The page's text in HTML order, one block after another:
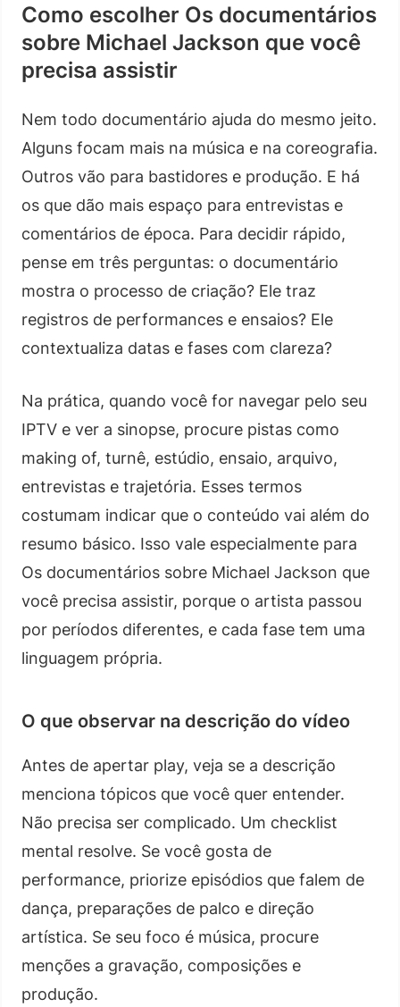
Como escolher Os documentários
sobre Michael Jackson que você
precisa assistir
Nem todo documentário ajuda do mesmo jeito.
Alguns focam mais na música e na coreografia.
Outros vão para bastidores e produção. E há
os que dão mais espaço para entrevistas e
comentários de época. Para decidir rápido,
pense em três perguntas: o documentário
mostra o processo de criação? Ele traz
registros de performances e ensaios? Ele
contextualiza datas e fases com clareza?
Na prática, quando você for navegar pelo seu
IPTV e ver a sinopse, procure pistas como
making of, turnê, estúdio, ensaio, arquivo,
entrevistas e trajetória. Esses termos
costumam indicar que o conteúdo vai além do
resumo básico. Isso vale especialmente para
Os documentários sobre Michael Jackson que
você precisa assistir, porque o artista passou
por períodos diferentes, e cada fase tem uma
linguagem própria.
O que observar na descrição do vídeo
Antes de apertar play, veja se a descrição
menciona tópicos que você quer entender.
Não precisa ser complicado. Um checklist
mental resolve. Se você gosta de
performance, priorize episódios que falem de
dança, preparações de palco e direção
artística. Se seu foco é música, procure
menções a gravação, composições e
produção.